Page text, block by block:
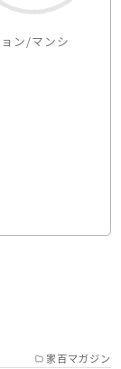
ン/マンシ
家百マガジン